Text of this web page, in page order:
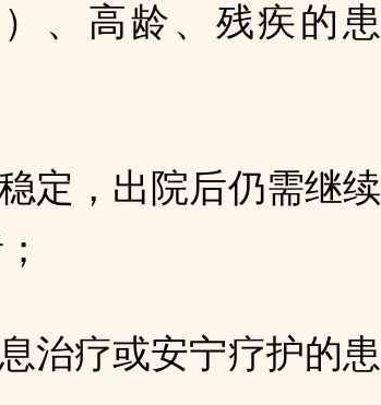
、高龄、残疾的患
定，出院后仍需继续
治疗或安宁疗护的患